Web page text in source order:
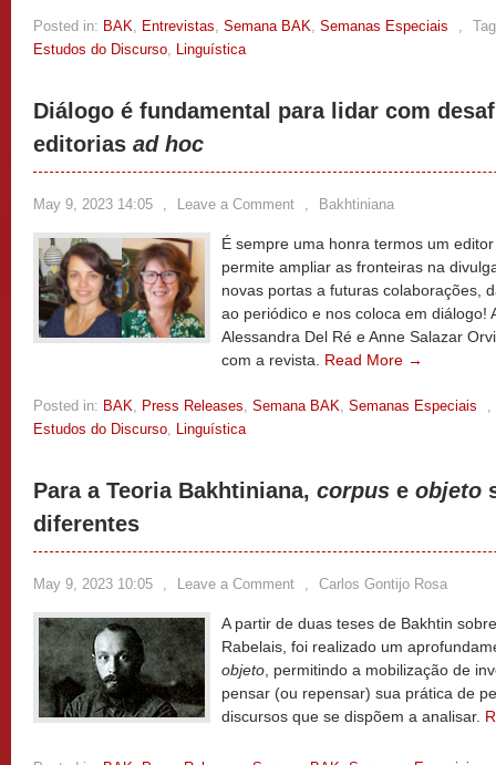
Posted in: BAK, Entrevistas, Semana BAK, Semanas Especiais ,
Estudos do Discurso, Linguística
Diálogo é fundamental para lidar com
editorias ad hoc
May 9, 2023 14:05 , Leave a Comment , Bakhtiniana
É sempre uma honra termos um
permite ampliar as fronteiras na
novas portas a futuras colaborações,
ao periódico e nos coloca em diálogo!
Alessandra Del Ré e Anne Salazar
com a revista. Read More →
Posted in: BAK, Press Releases, Semana BAK, Semanas Especiais
,
Estudos do Discurso, Linguística
Para a Teoria Bakhtiniana, corpus e objeto
diferentes
May 9, 2023 10:05 , Leave a Comment , Carlos Gontijo Rosa
A partir de duas teses de Bakhtin
Rabelais, foi realizado um
objeto , permitindo a mobilização de
pensar (ou repensar) sua prática de
discursos que se dispõem a analisar.